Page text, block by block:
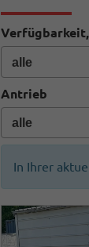
Antrieb
In Ihrer